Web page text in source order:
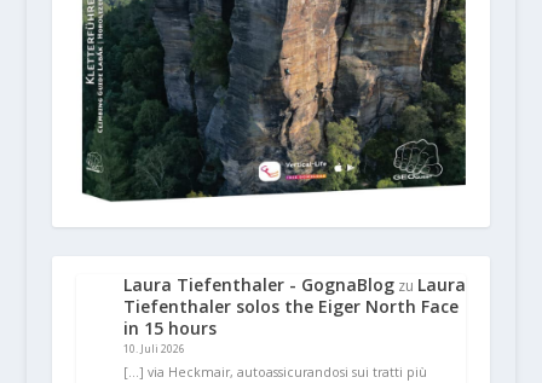
Laura Tiefenthaler - GognaBlogzu Laura
Tiefenthaler solos the Eiger North Face
in 15 hours
10. Juli 2026
[…] via Heckmair, autoassicurandosi sui tratti più